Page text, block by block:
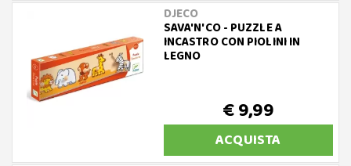
DJECO
SAVA'N'CO - PUZZLE A
INCASTRO CON PIOLINI IN
LEGNO
€ 9,99
ACQUISTA